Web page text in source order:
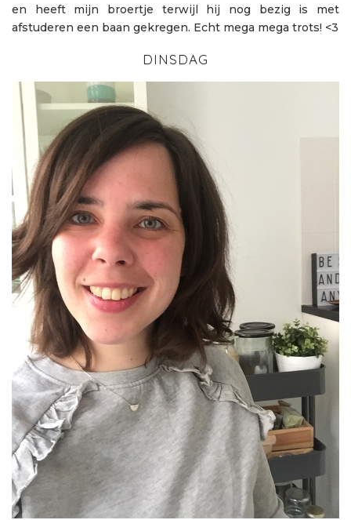
en heeft mijn broertje terwijl hij nog bezig is met
afstuderen een baan gekregen. Echt mega mega trots! <3
DINSDAG